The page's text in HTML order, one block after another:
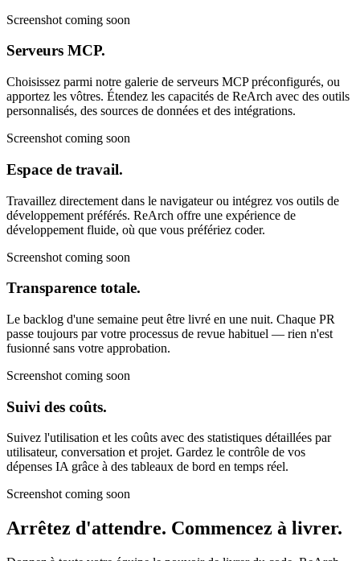
Screenshot coming soon
Serveurs MCP.
Choisissez parmi notre galerie de serveurs MCP préconfigurés, ou
apportez les vôtres. Étendez les capacités de ReArch avec des outils
personnalisés, des sources de données et des intégrations.
Screenshot coming soon
Espace de travail.
Travaillez directement dans le navigateur ou intégrez vos outils de
développement préférés. ReArch offre une expérience de
développement fluide, où que vous préfériez coder.
Screenshot coming soon
Transparence totale.
Le backlog d'une semaine peut être livré en une nuit. Chaque PR
passe toujours par votre processus de revue habituel — rien n'est
fusionné sans votre approbation.
Screenshot coming soon
Suivi des coûts.
Suivez l'utilisation et les coûts avec des statistiques détaillées par
utilisateur, conversation et projet. Gardez le contrôle de vos
dépenses IA grâce à des tableaux de bord en temps réel.
Screenshot coming soon
Arrêtez d'attendre. Commencez à livrer.